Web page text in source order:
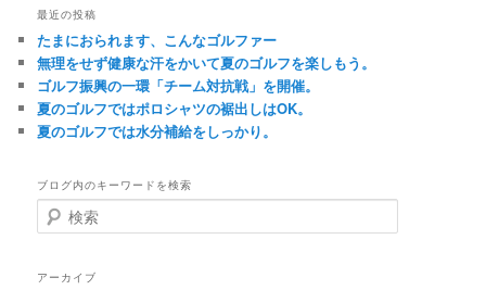
最近の投稿
たまにおられます、こんなゴルファー
無理をせず健康な汗をかいて夏のゴルフを楽しもう。
ゴルフ振興の一環「チーム対抗戦」を開催。
夏のゴルフではポロシャツの裾出しはOK。
夏のゴルフでは水分補給をしっかり。
ブログ内のキーワードを検索
検
索
アーカイブ